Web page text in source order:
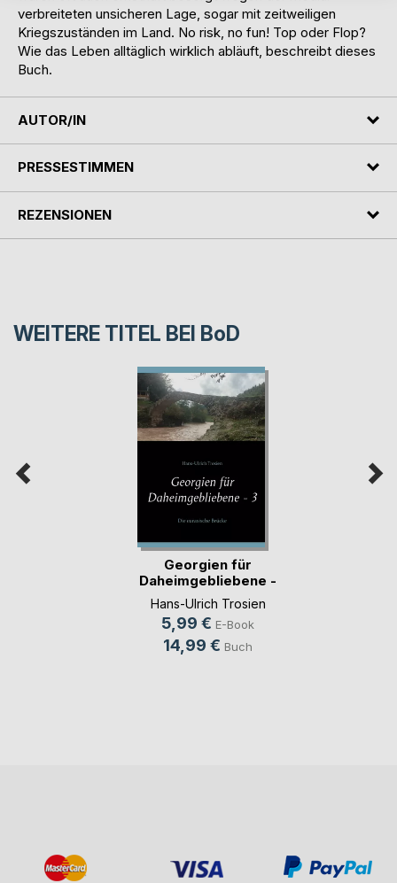
verbreiteten unsicheren Lage, sogar mit zeitweiligen
Kriegszuständen im Land. No risk, no fun! Top oder Flop?
Wie das Leben alltäglich wirklich abläuft, beschreibt dieses
Buch.
AUTOR/IN
PRESSESTIMMEN
REZENSIONEN
WEITERE TITEL BEI BoD
Georgien für
Daheimgebliebene -
3
Hans-Ulrich Trosien
5,99 € E-Book
14,99 € Buch